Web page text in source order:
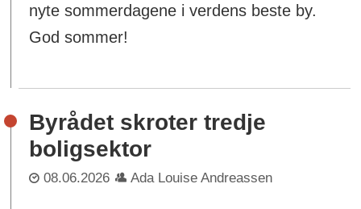
nyte sommerdagene i verdens beste by.
God sommer!
Byrådet skroter tredje
boligsektor
08.06.2026 Ada Louise Andreassen